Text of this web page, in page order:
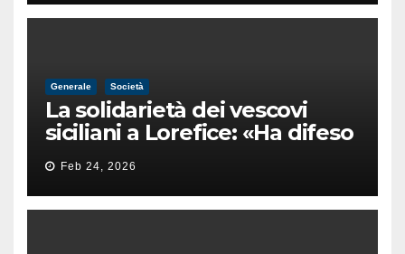
Generale Società
La solidarietà dei vescovi
siciliani a Lorefice: «Ha difeso
il valore e la dignità
dell’umanità»
Feb 24, 2026